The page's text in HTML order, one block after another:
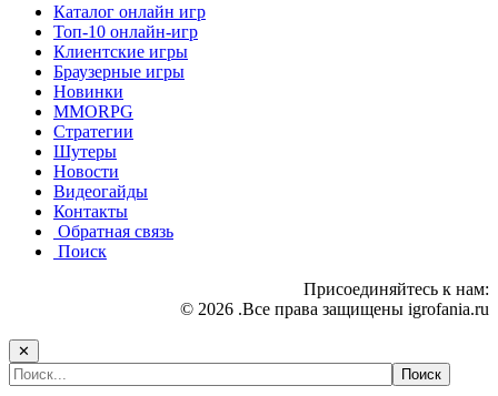
Каталог онлайн игр
Топ-10 онлайн-игр
Клиентские игры
Браузерные игры
Новинки
MMORPG
Стратегии
Шутеры
Новости
Видеогайды
Контакты
Обратная связь
Поиск
Присоединяйтесь к нам:
© 2026 .Все права защищены igrofania.ru
✕